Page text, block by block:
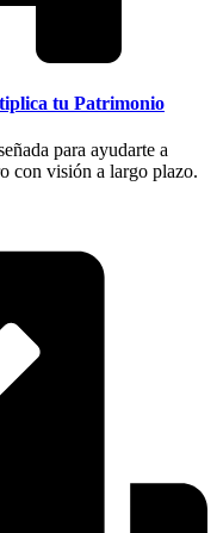
tu Patrimonio
para ayudarte a
con visión a largo plazo.